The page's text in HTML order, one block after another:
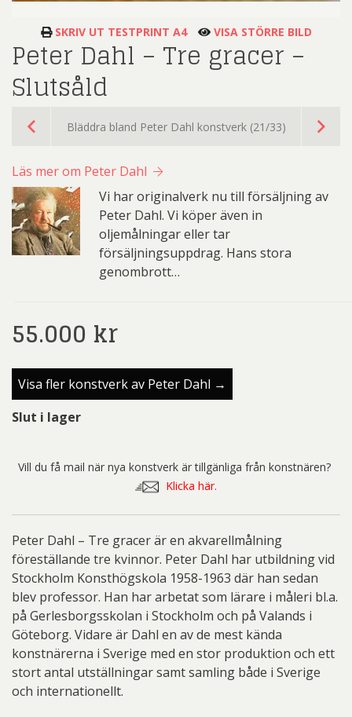
SKRIV UT TESTPRINT A4 VISA STÖRRE BILD
Peter Dahl – Tre gracer –
Slutsåld
Bläddra bland Peter Dahl konstverk (21/33)
Läs mer om Peter Dahl
Vi har originalverk nu till försäljning av
Peter Dahl. Vi köper även in
oljemålningar eller tar
försäljningsuppdrag. Hans stora
genombrott…
55.000 kr
Visa fler konstverk av Peter Dahl →
Slut i lager
Vill du få mail när nya konstverk är tillgänliga från konstnären?
Klicka här.
Peter Dahl – Tre gracer är en akvarellmålning
föreställande tre kvinnor. Peter Dahl har utbildning vid
Stockholm Konsthögskola 1958-1963 där han sedan
blev professor. Han har arbetat som lärare i måleri bl.a.
på Gerlesborgsskolan i Stockholm och på Valands i
Göteborg. Vidare är Dahl en av de mest kända
konstnärerna i Sverige med en stor produktion och ett
stort antal utställningar samt samling både i Sverige
och internationellt.